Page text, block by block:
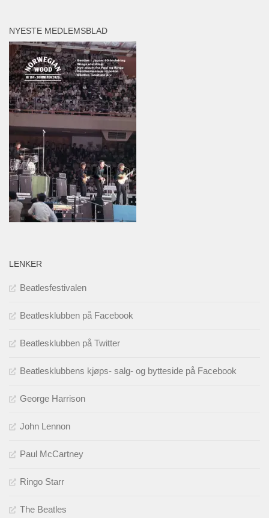
NYESTE MEDLEMSBLAD
LENKER
Beatlesfestivalen
Beatlesklubben på Facebook
Beatlesklubben på Twitter
Beatlesklubbens kjøps- salg- og bytteside på Facebook
George Harrison
John Lennon
Paul McCartney
Ringo Starr
The Beatles